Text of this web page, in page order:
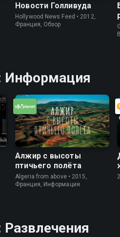
Новости Голливуда
Hollywood News Feed • 2012,
Франция, Обзор
Информация
Алжир с высоты
птичьего полёта
Algeria from above • 2015,
Франция, Информация